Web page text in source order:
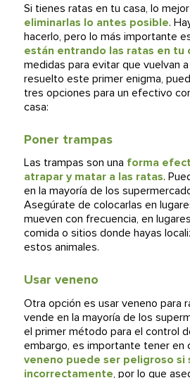
Si tienes ratas en tu casa, lo
eliminarlas lo antes posible.
hacerlo, pero lo más importante
están entrando las ratas en tu
medidas para evitar que vuelvan
resuelto este primer enigma,
tres opciones para un efectivo
casa:
Poner trampas
Las trampas son una forma
atrapar y matar a las ratas.
en la mayoría de los
Asegúrate de colocarlas en
mueven con frecuencia, en
comida o sitios donde hayas
estos animales.
Usar veneno
Otra opción es usar veneno para
vende en la mayoría de los
el primer método para el control
embargo, es importante tener en
veneno puede ser peligroso si
incorrectamente, por lo que